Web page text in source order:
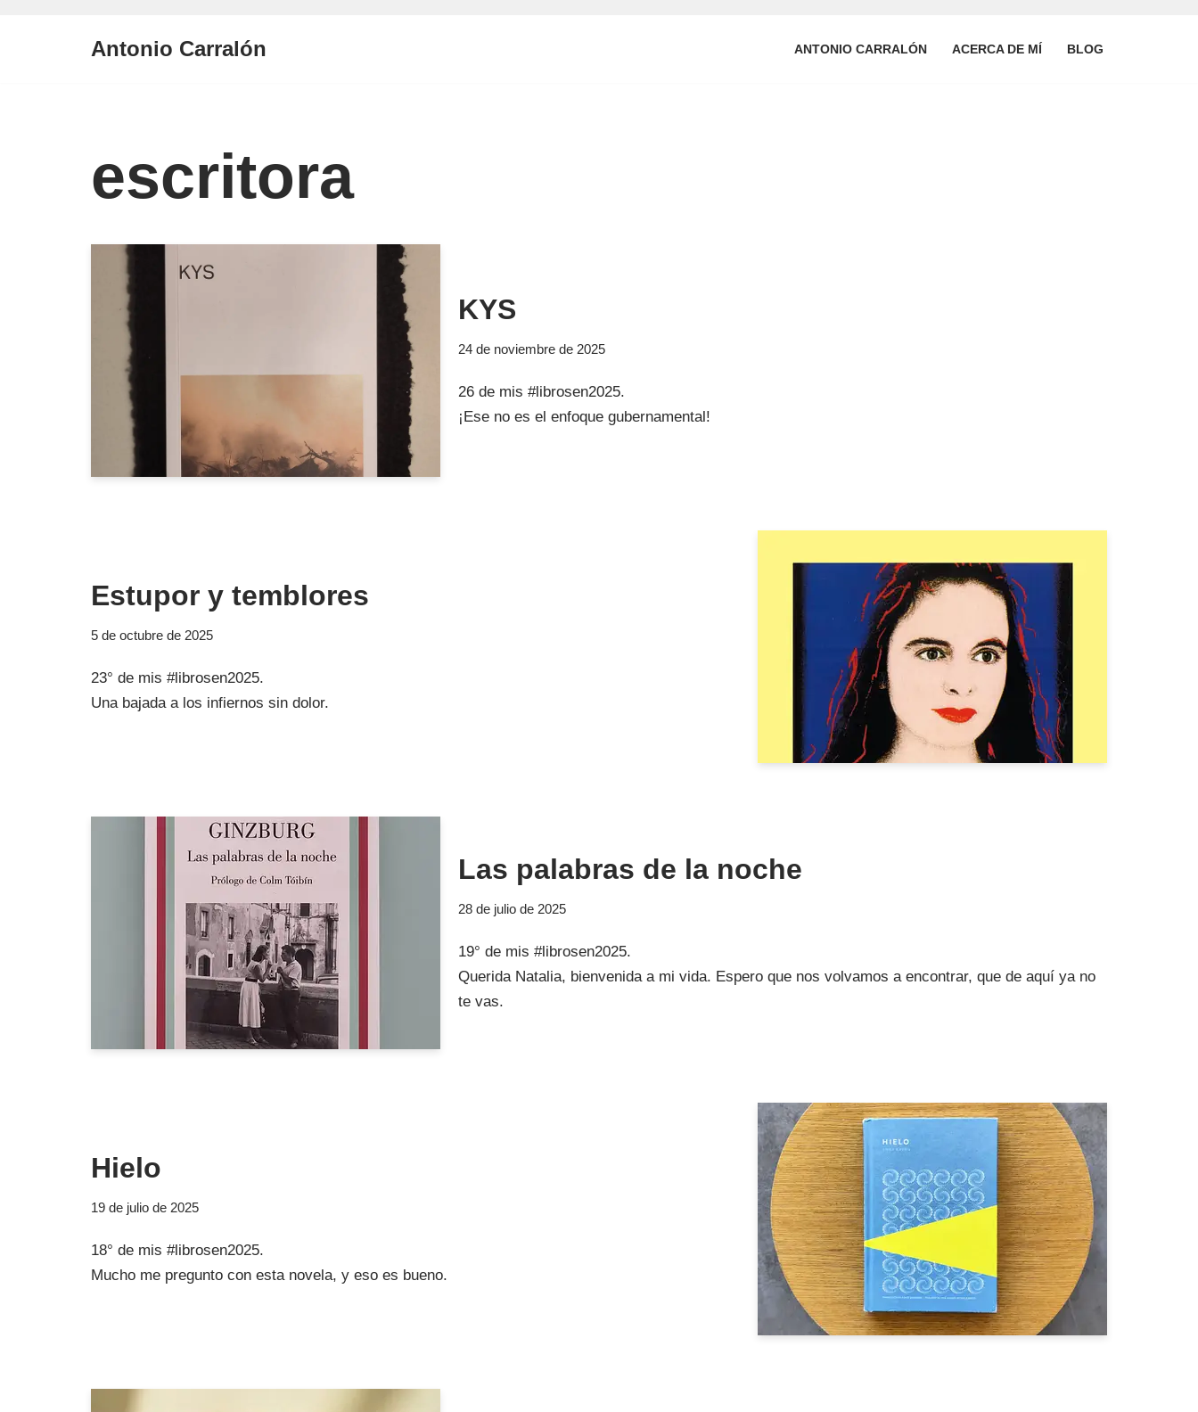
Antonio Carralón ANTONIO CARRALÓN ACERCA DE MÍ BLOG
escritora
KYS
24 de noviembre de 2025
26 de mis #librosen2025.
¡Ese no es el enfoque gubernamental!
Estupor y temblores
5 de octubre de 2025
23° de mis #librosen2025.
Una bajada a los infiernos sin dolor.
Las palabras de la noche
28 de julio de 2025
19° de mis #librosen2025.
Querida Natalia, bienvenida a mi vida. Espero que nos volvamos a encontrar, que de aquí ya no
te vas.
Hielo
19 de julio de 2025
18° de mis #librosen2025.
Mucho me pregunto con esta novela, y eso es bueno.